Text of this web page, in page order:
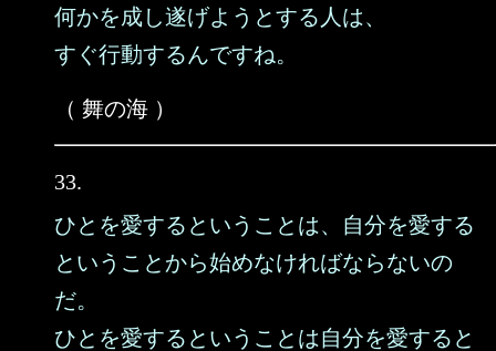
何かを成し遂げようとする人は、
すぐ行動するんですね。
（ 舞の海 ）
33.
ひとを愛するということは、自分を愛する
ということから始めなければならないの
だ。
ひとを愛するということは自分を愛すると